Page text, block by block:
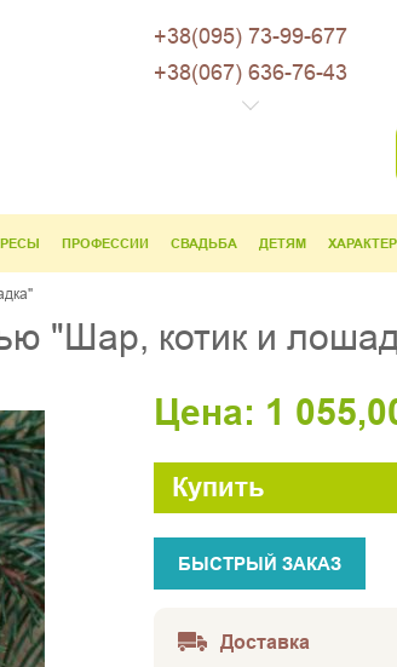
+38(095) 73-99-677
+38(067) 636-76-43
ПРОФЕССИИ СВАДЬБА ДЕТЯМ ХАРАКТЕР
"Шар, котик и
Цена: 1
Купить
БЫСТРЫЙ ЗАКАЗ
Доставка